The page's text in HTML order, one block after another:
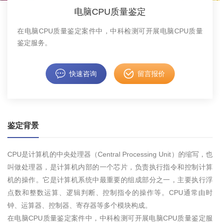
电脑CPU质量鉴定
在电脑CPU质量鉴定案件中，中科检测可开展电脑CPU质量
鉴定服务。
快速咨询 留言报价
鉴定背景
CPU是计算机的中央处理器（Central Processing Unit）的缩写，也
叫做处理器，是计算机内部的一个芯片，负责执行指令和控制计算
机的操作。它是计算机系统中最重要的组成部分之一，主要执行浮
点数和整数运算、逻辑判断、控制指令的操作等。CPU通常由时
钟、运算器、控制器、寄存器等多个模块构成。
在电脑CPU质量鉴定案件中，中科检测可开展电脑CPU质量鉴定服